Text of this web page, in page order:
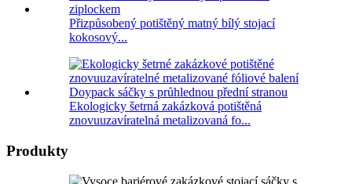
Přizpůsobený potištěný matný bílý stojací
kokosový...
Ekologicky šetrná zakázková potištěná
znovuuzavíratelná metalizovaná fo...
Produkty